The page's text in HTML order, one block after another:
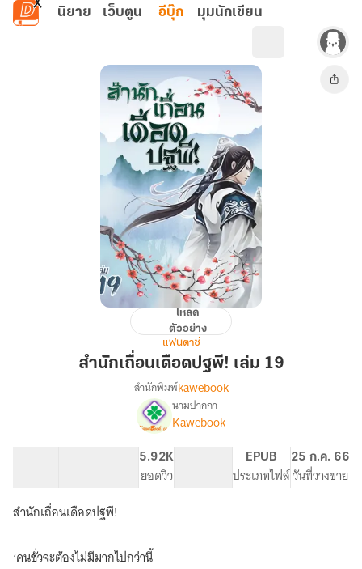
ข้ามไปยังเนื้อหาหลัก
นิยาย เว็บตูน อีบุ๊ก มุมนักเขียน
สำนัก
เดือด
โหลด
ตัวอย่าง
แฟนตาซี
สำนักเถื่อนเดือดปฐพี! เล่ม 19
เรื่อง [นิยาย
แปล]
สำนักพิมพ์kawebook
นามปากกา
Kawebook
5.92K
ยอดวิว
EPUB
ประเภทไฟล์
25 ก.ค. 66
วันที่วางขาย
สำนักเถื่อนเดือดปฐพี!
‘คนชั่วจะต้องไม่มีมากไปกว่านี้